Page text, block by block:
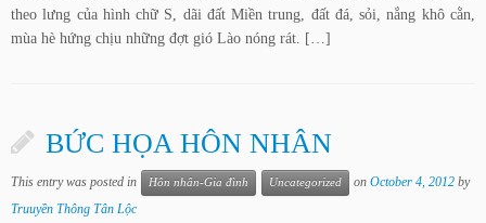
theo lưng của hình chữ S, dãi đất Miền trung, đất đá, sỏi, nắng khô cằn,
mùa hè hứng chịu những đợt gió Lào nóng rát. […]
BỨC HỌA HÔN NHÂN
This entry was posted in Hôn nhân-Gia đình Uncategorized on October 4, 2012 by
Truuyền Thông Tân Lộc